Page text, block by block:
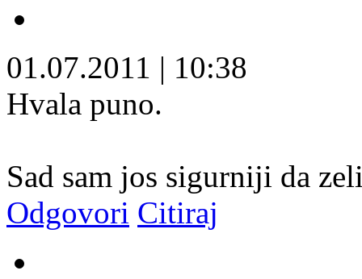
01.07.2011 | 10:38
Hvala puno.
Sad sam jos sigurniji da
Odgovori Citiraj